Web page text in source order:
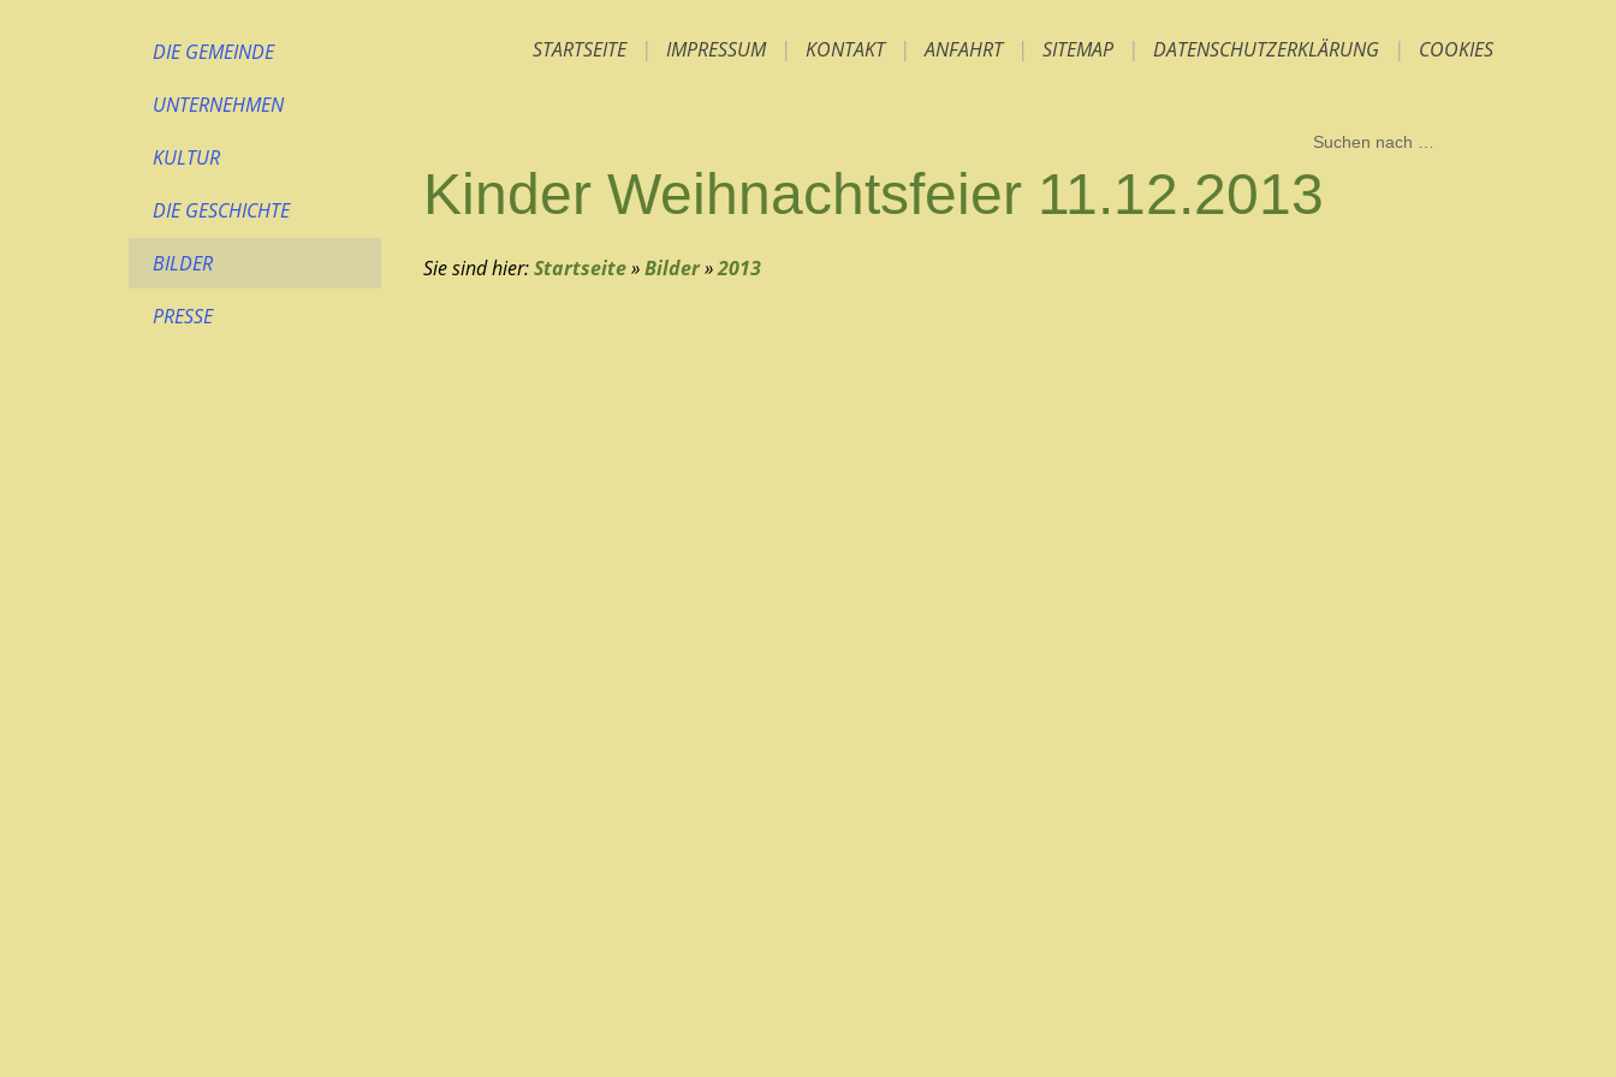
DIE GEMEINDE
UNTERNEHMEN
KULTUR
DIE GESCHICHTE
BILDER
PRESSE
STARTSEITE| IMPRESSUM| KONTAKT|ANFAHRT| SITEMAP | DATENSCHUTZERKLÄRUNG | COOKIES
Kinder Weihnachtsfeier 11.12.2013
Sie sind hier:Startseite»Bilder»2013